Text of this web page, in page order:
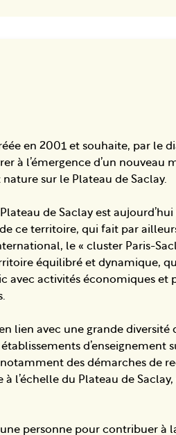
en 2001 et souhaite, par le
à l’émergence d’un nouveau
sur le Plateau de Saclay.
de Saclay est
ce territoire, qui fait par
le « cluster Paris-
équilibré et dynamique,
avec activités économiques et
lien avec une grande diversité
d’enseignement
des démarches de
l’échelle du Plateau de
une personne pour contribuer à